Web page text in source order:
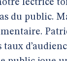
lectrice
du public.